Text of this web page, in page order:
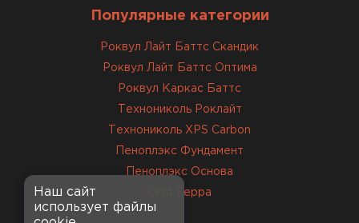
Популярные категории
Роквул Лайт Баттс Скандик
Роквул Лайт Баттс Оптима
Роквул Каркас Баттс
Технониколь Роклайт
Технониколь XPS Carbon
Пеноплэкс Фундамент
Пеноплэкс Основа
Ursa Терра
Наш сайт
использует файлы